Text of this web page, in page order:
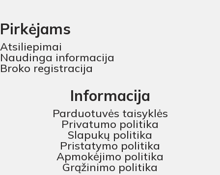
Pirkėjams
Atsiliepimai
Naudinga informacija
Broko registracija
Informacija
Parduotuvės taisyklės
Privatumo politika
Slapukų politika
Pristatymo politika
Apmokėjimo politika
Grąžinimo politika